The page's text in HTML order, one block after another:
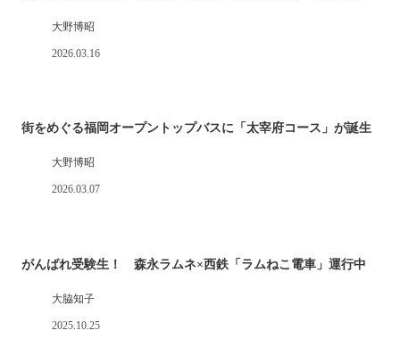
大野博昭
2026.03.16
街をめぐる福岡オープントップバスに「太宰府コース」が誕生
大野博昭
2026.03.07
がんばれ受験生！ 森永ラムネ×西鉄「ラムねこ電車」運行中
大脇知子
2025.10.25